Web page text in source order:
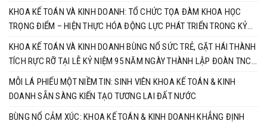
KHOA KẾ TOÁN VÀ KINH DOANH: TỔ CHỨC TỌA ĐÀM KHOA HỌC
TRỌNG ĐIỂM – HIỆN THỰC HÓA ĐỘNG LỰC PHÁT TRIỂN TRONG KỶ
NGUYÊN MỚI
KHOA KẾ TOÁN VÀ KINH DOANH BÙNG NỔ SỨC TRẺ, GẶT HÁI THÀNH
TÍCH RỰC RỠ TẠI LỄ KỶ NIỆM 95 NĂM NGÀY THÀNH LẬP ĐOÀN TNCS
HỒ CHÍ MINH
MỖI LÁ PHIẾU MỘT NIỀM TIN: SINH VIÊN KHOA KẾ TOÁN & KINH
DOANH SẴN SÀNG KIẾN TẠO TƯƠNG LAI ĐẤT NƯỚC
BÙNG NỔ CẢM XÚC: KHOA KẾ TOÁN & KINH DOANH KHẲNG ĐỊNH